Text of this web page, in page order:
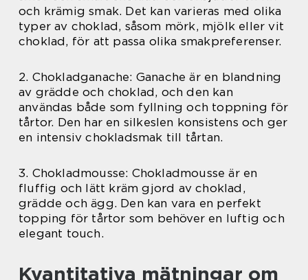
och krämig smak. Det kan varieras med olika
typer av choklad, såsom mörk, mjölk eller vit
choklad, för att passa olika smakpreferenser.
2. Chokladganache: Ganache är en blandning
av grädde och choklad, och den kan
användas både som fyllning och toppning för
tårtor. Den har en silkeslen konsistens och ger
en intensiv chokladsmak till tårtan.
3. Chokladmousse: Chokladmousse är en
fluffig och lätt kräm gjord av choklad,
grädde och ägg. Den kan vara en perfekt
topping för tårtor som behöver en luftig och
elegant touch.
Kvantitativa mätningar om